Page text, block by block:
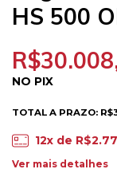
HS 500
NO PIX
TOTAL A PRAZO:
12x de
Ver mais detalhes